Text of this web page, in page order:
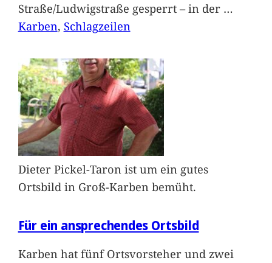
Straße/Ludwigstraße gesperrt – in der …
Karben, Schlagzeilen
Dieter Pickel-Taron ist um ein gutes
Ortsbild in Groß-Karben bemüht.
Für ein ansprechendes Ortsbild
Karben hat fünf Ortsvorsteher und zwei